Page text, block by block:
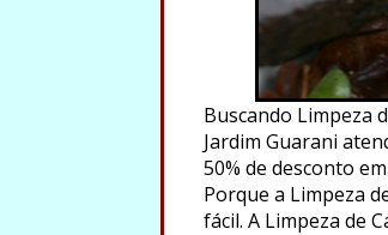
Buscando Limpeza
Jardim Guarani
50% de desconto
Porque a Limpeza
fácil. A Limpeza de